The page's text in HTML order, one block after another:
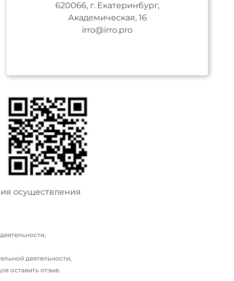
620066, г. Екатеринбург,
Академическая, 16
irro@irro.pro
осуществления
деятельности,
оставить отзыв.